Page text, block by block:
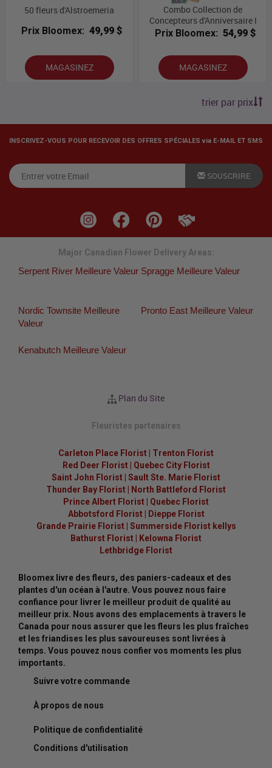
50 fleurs d'Alstroemeria
Prix Bloomex: 49,99 $
MAGASINEZ
Combo Collection de
Concepteurs d'Anniversaire I
Prix Bloomex: 54,99 $
MAGASINEZ
trier par prix
INSCRIVEZ-VOUS POUR RECEVOIR DES OFFRES SPÉCIALES via E-MAIL ET SMS
SOUSCRIRE
Major Canadian Flower Delivery Areas:
Serpent River Meilleure Valeur Spragge Meilleure Valeur
Nordic Townsite Meilleure
Valeur
Pronto East Meilleure Valeur
Kenabutch Meilleure Valeur
Plan du Site
Fleuristes partenaires
Carleton Place Florist
Trenton Florist
Red Deer Florist| Quebec City Florist
Saint John Florist Sault Ste. Marie Florist
Thunder Bay Florist
North Battleford Florist
Prince Albert Florist
Quebec Florist
Abbotsford Florist|
Dieppe Florist
Grande Prairie Florist| Summerside Florist kellys
Bathurst Florist
Kelowna Florist
Lethbridge Florist
Bloomex livre des fleurs, des paniers-cadeaux et des
plantes d'un océan à l'autre. Vous pouvez nous faire
confiance pour livrer le meilleur produit de qualité au
meilleur prix. Nous avons des emplacements à travers le
Canada pour nous assurer que les fleurs les plus fraîches
et les friandises les plus savoureuses sont livrées à
temps. Vous pouvez nous confier vos moments les plus
importants.
Suivre votre commande
À propos de nous
Politique de confidentialité
Conditions d'utilisation